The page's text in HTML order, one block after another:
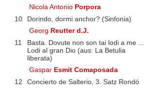
Nicola Antonio Porpora
10
Dorindo, dormi anchor? (Sinfonia)
Georg Reutter d.J.
11
Basta. Dovute non son tai lodi a me ...
Lodi al gran Dio (aus: La Betulia
liberata)
Gaspar Esmit Comaposada
12
Concierto de Salterio, 3. Satz Rondó